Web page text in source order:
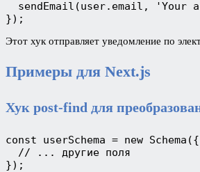
sendEmail(user.email, 'Your
});
Этот хук отправляет уведомление по
Примеры для Next.js
Хук post-find для
const userSchema = new Schema({
  // ... другие поля
});